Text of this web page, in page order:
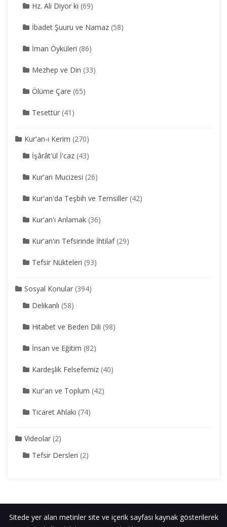
Hz. Ali Diyor ki (69)
İbadet Şuuru ve Namaz (58)
İman Öyküleri (86)
Mezhep ve Din (33)
Ölüme Çare (65)
Tesettür (41)
Kur'an-ı Kerim (270)
İşârât'ül İ'caz (43)
Kur'an Mucizesi (26)
Kur'an'da Teşbih ve Temsiller (42)
Kur'an'ı Anlamak (36)
Kur'an'ın Tefsirinde İhtilaf(29)
Tefsir Nükteleri (93)
Sosyal Konular (394)
Delikanlı (58)
Hitabet ve Beden Dili (98)
İnsan ve Eğitim (82)
Kardeşlik Felsefemiz (40)
Kur'an ve Toplum (42)
Ticaret Ahlakı (74)
Videolar (2)
Tefsir Dersleri (2)
Sitede yer alan metinler site ve içerik sayfası kaynak gösterilerek